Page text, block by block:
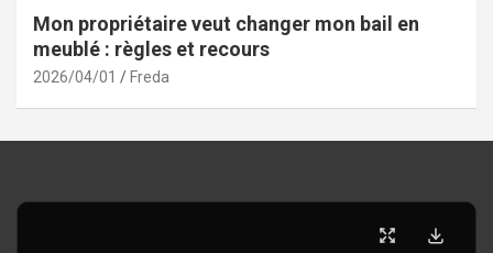
Mon propriétaire veut changer mon bail en
meublé : règles et recours
2026/04/01 Freda